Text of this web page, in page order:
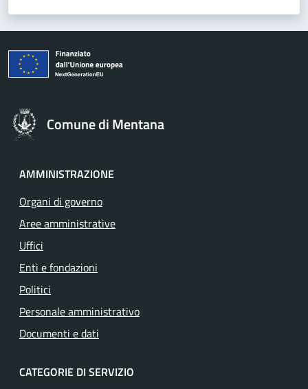
Comune di Mentana
AMMINISTRAZIONE
Organi di governo
Aree amministrative
Uffici
Enti e fondazioni
Politici
Personale amministrativo
Documenti e dati
CATEGORIE DI SERVIZIO